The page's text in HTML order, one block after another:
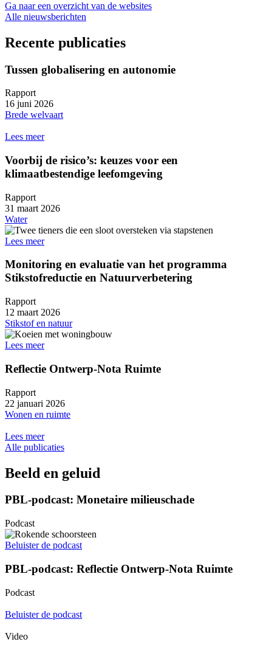
Ga naar een overzicht van de websites
Alle nieuwsberichten
Recente publicaties
Tussen globalisering en autonomie
Rapport
16 juni 2026
Brede welvaart
Lees meer
Voorbij de risico’s: keuzes voor een
klimaatbestendige leefomgeving
Rapport
31 maart 2026
Water
Lees meer
Monitoring en evaluatie van het programma
Stikstofreductie en Natuurverbetering
Rapport
12 maart 2026
Stikstof en natuur
Lees meer
Reflectie Ontwerp-Nota Ruimte
Rapport
22 januari 2026
Wonen en ruimte
Lees meer
Alle publicaties
Beeld en geluid
PBL-podcast: Monetaire milieuschade
Podcast
Beluister de podcast
PBL-podcast: Reflectie Ontwerp-Nota Ruimte
Podcast
Beluister de podcast
Video